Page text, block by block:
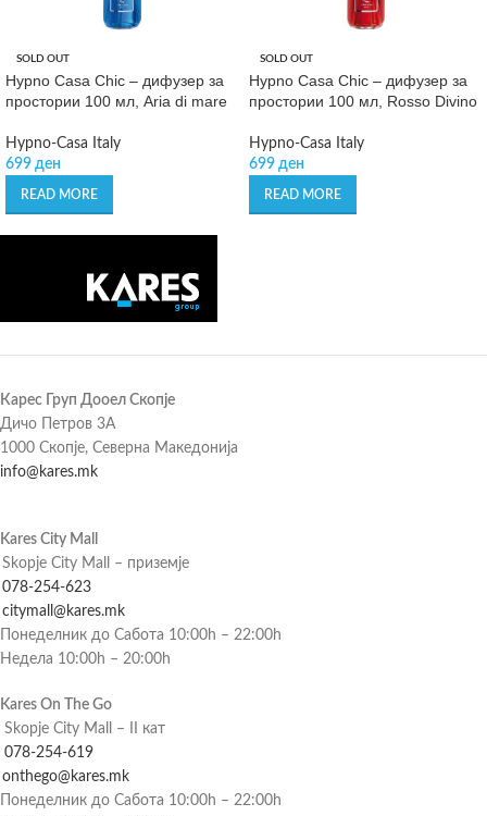
SOLD OUT
Hypno Casa Chic – дифузер за
простории 100 мл, Aria di mare
Hypno-Casa Italy
699 ден
READ MORE
SOLD OUT
Hypno Casa Chic – дифузер за
простории 100 мл, Rosso Divino
Hypno-Casa Italy
699 ден
READ MORE
Карес Груп Дооел Скопје
Дичо Петров 3А
1000 Скопје, Северна Македонија
info@kares.mk
Kares City Mall
Skopje City Mall – приземје
078-254-623
citymall@kares.mk
Понеделник до Сабота 10:00h – 22:00h
Недела 10:00h – 20:00h
Kares On The Go
Skopje City Mall – II кат
078-254-619
onthego@kares.mk
Понеделник до Сабота 10:00h – 22:00h